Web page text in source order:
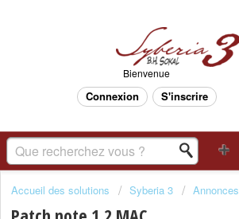
Bienvenue
Connexion S'inscrire
Accueil des solutions Syberia 3 Annonces